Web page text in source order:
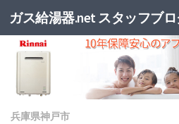
ガス給湯器.net スタッフブ
兵庫県神戸市